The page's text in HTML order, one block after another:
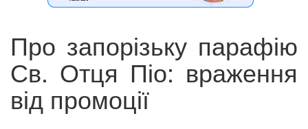
Про запорізьку парафію
Св. Отця Піо: враження
від промоції